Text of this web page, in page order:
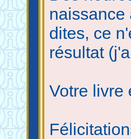
naissance
dites, ce
résultat
Votre livre